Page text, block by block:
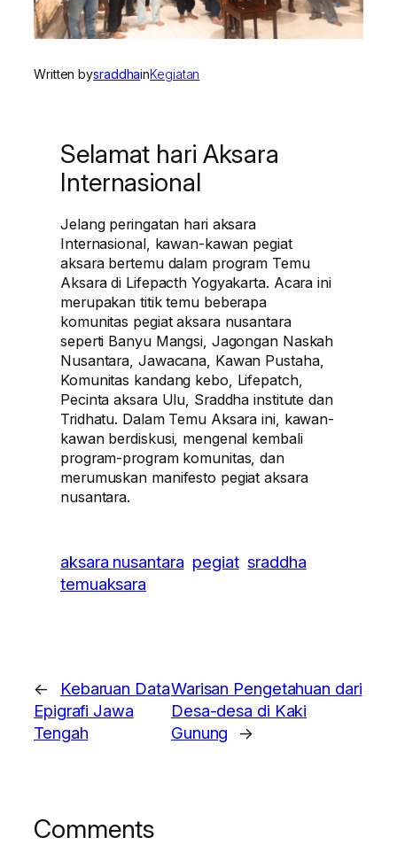
Written bysraddhainKegiatan
Selamat hari Aksara
Internasional
Jelang peringatan hari aksara
Internasional, kawan-kawan pegiat
aksara bertemu dalam program Temu
Aksara di Lifepacth Yogyakarta. Acara ini
merupakan titik temu beberapa
komunitas pegiat aksara nusantara
seperti Banyu Mangsi, Jagongan Naskah
Nusantara, Jawacana, Kawan Pustaha,
Komunitas kandang kebo, Lifepatch,
Pecinta aksara Ulu, Sraddha institute dan
Tridhatu. Dalam Temu Aksara ini, kawan-
kawan berdiskusi, mengenal kembali
program-program komunitas, dan
merumuskan manifesto pegiat aksara
nusantara.
aksara nusantara pegiat sraddha
temuaksara
←
Kebaruan Data
Epigrafi Jawa
Tengah
Warisan Pengetahuan dari
Desa-desa di Kaki
Gunung
→
Comments